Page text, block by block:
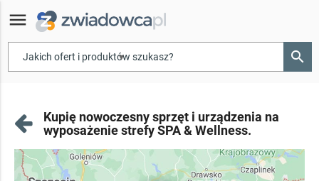
menu
▾ search
Kupię nowoczesny sprzęt i urządzenia na
wyposażenie strefy SPA & Wellness.